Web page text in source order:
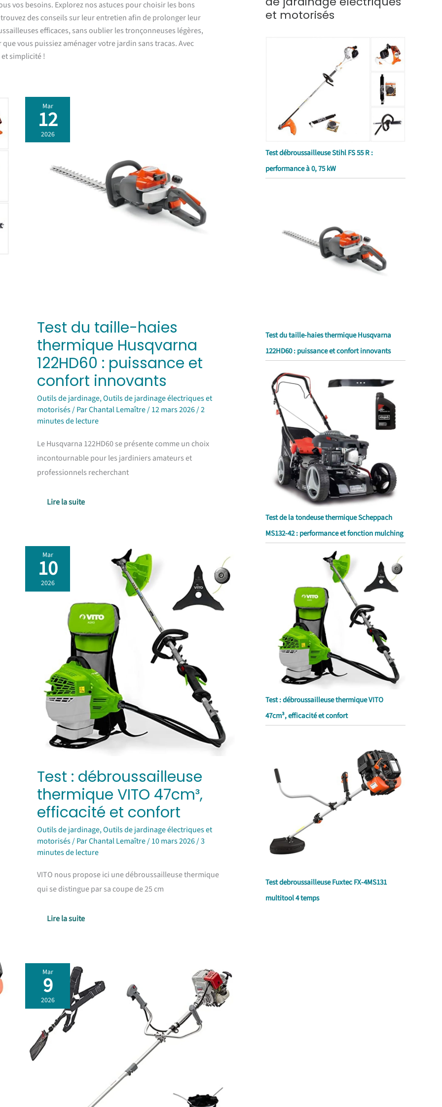
vos besoins. Explorez nos astuces pour choisir les bons
des conseils sur leur entretien afin de prolonger leur
efficaces, sans oublier les tronçonneuses légères,
vous puissiez aménager votre jardin sans tracas. Avec
simplicité !
Mar
12
2026
Test du taille-haies
thermique Husqvarna
122HD60 : puissance et
confort innovants
Outils de jardinage,Outils de jardinage électriques et
motorisés/ ParChantal Lemaître/12 mars 2026/2
minutes de lecture
Le Husqvarna 122HD60 se présente comme un choix
incontournable pour les jardiniers amateurs et
professionnels recherchant
Test
du
taille-
Husqvarna
122HD60
Lire la suite
Mar
10
2026
Test : débroussailleuse
thermique VITO 47cm³,
efficacité et confort
Outils de jardinage,Outils de jardinage électriques et
motorisés/ ParChantal Lemaître/10 mars 2026/3
minutes de lecture
VITO nous propose ici une débroussailleuse thermique
qui se distingue par sa coupe de 25 cm
Test
:
débroussailleuse
47cm³,
efficacité
Lire la suite
Mar
9
2026
Test
débroussailleuse
thermique
IKRA
IBF
31-
4
et motorisés
Test débroussailleuse Stihl FS 55 R :
performance à 0, 75 kW
Test du taille-haies thermique Husqvarna
122HD60 : puissance et confort innovants
Test de la tondeuse thermique Scheppach
MS132-42 : performance et fonction mulching
Test : débroussailleuse thermique VITO
47cm³, efficacité et confort
Test debroussailleuse Fuxtec FX-4MS131
multitool 4 temps